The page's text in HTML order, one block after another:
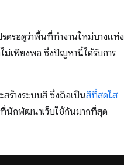
รดรอดูว่าพื้นที่ทำงานใหม่บางแห่ง
ม่เพียงพอ ซึ่งปัญหานี้ได้รับการ
ร้างระบบสี ซึ่งถือเป็นสีที่สดใส
ที่นักพัฒนาเว็บใช้กันมากที่สุด